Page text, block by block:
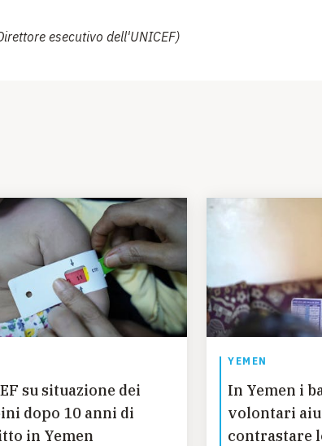
esecutivo dell'UNICEF)
su situazione dei
dopo 10 anni di
in Yemen
YEMEN
In Yemen i
volontari
contrastare